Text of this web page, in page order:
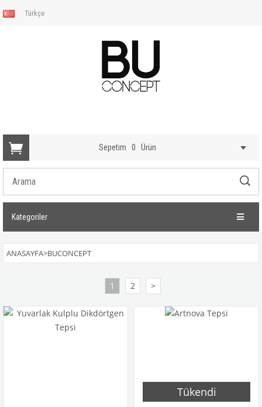
Türkçe
Sepetim 0 Ürün
Kategoriler
ANASAYFA>BUCONCEPT
1 2 >
Tükendi